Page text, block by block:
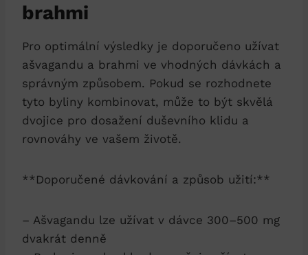
brahmi
Pro optimální výsledky je doporučeno užívat
ašvagandu a brahmi ve vhodných dávkách a
správným způsobem. Pokud se rozhodnete
tyto byliny kombinovat, může to být skvělá
dvojice pro dosažení duševního klidu a
rovnováhy ve vašem životě.
**Doporučené dávkování a způsob užití:**
– Ašvagandu lze užívat v dávce 300–500 mg
dvakrát denně